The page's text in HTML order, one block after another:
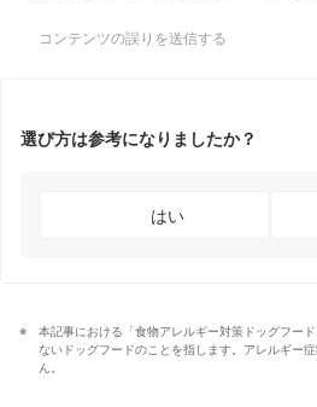
コンテンツの誤りを送信する
選び方は参考になりましたか？
はい
本記事における「食物アレルギー対策ドッグフー
ないドッグフードのことを指します。アレルギー
ん。